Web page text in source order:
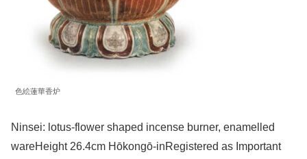
色絵蓮華香炉
Ninsei: lotus-flower shaped incense burner, enamelled
wareHeight 26.4cm Hōkongō-inRegistered as Important